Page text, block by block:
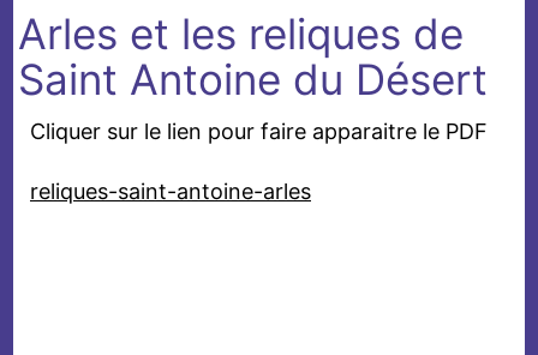
Arles et les reliques de
Saint Antoine du Désert
Cliquer sur le lien pour faire apparaitre le PDF
reliques-saint-antoine-arles